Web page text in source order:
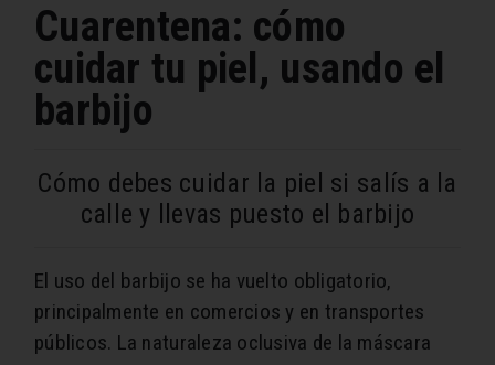
Cuarentena: cómo
cuidar tu piel, usando el
barbijo
Cómo debes cuidar la piel si salís a la
calle y llevas puesto el barbijo
El uso del barbijo se ha vuelto obligatorio,
principalmente en comercios y en transportes
públicos. La naturaleza oclusiva de la máscara